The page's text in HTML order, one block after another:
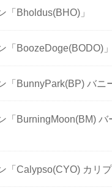
「Bholdus(BHO)」
「BoozeDoge(BODO)」
「BunnyPark(BP) バニ
「BurningMoon(BM) バ
「Calypso(CYO) カリプ